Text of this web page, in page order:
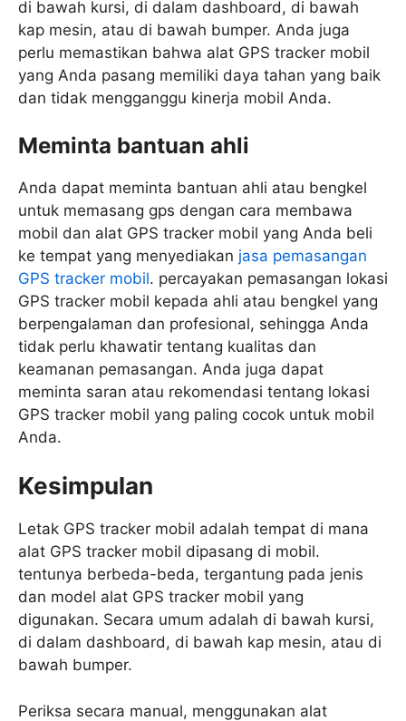
di bawah kursi, di dalam dashboard, di bawah
kap mesin, atau di bawah bumper. Anda juga
perlu memastikan bahwa alat GPS tracker mobil
yang Anda pasang memiliki daya tahan yang baik
dan tidak mengganggu kinerja mobil Anda.
Meminta bantuan ahli
Anda dapat meminta bantuan ahli atau bengkel
untuk memasang gps dengan cara membawa
mobil dan alat GPS tracker mobil yang Anda beli
ke tempat yang menyediakan jasa pemasangan
GPS tracker mobil. percayakan pemasangan lokasi
GPS tracker mobil kepada ahli atau bengkel yang
berpengalaman dan profesional, sehingga Anda
tidak perlu khawatir tentang kualitas dan
keamanan pemasangan. Anda juga dapat
meminta saran atau rekomendasi tentang lokasi
GPS tracker mobil yang paling cocok untuk mobil
Anda.
Kesimpulan
Letak GPS tracker mobil adalah tempat di mana
alat GPS tracker mobil dipasang di mobil.
tentunya berbeda-beda, tergantung pada jenis
dan model alat GPS tracker mobil yang
digunakan. Secara umum adalah di bawah kursi,
di dalam dashboard, di bawah kap mesin, atau di
bawah bumper.
Periksa secara manual, menggunakan alat